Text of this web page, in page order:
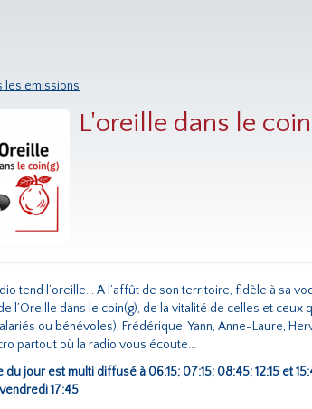
les emissions
L'oreille dans le
tend l’oreille... A l’affût de son territoire, fidèle à sa
l’Oreille dans le coin(g), de la vitalité de celles et
ou bénévoles), Frédérique, Yann, Anne-Laure,
partout où la radio vous écoute...
du jour est multi diffusé à 06:15; 07:15; 08:45; 12:15 et
17:45